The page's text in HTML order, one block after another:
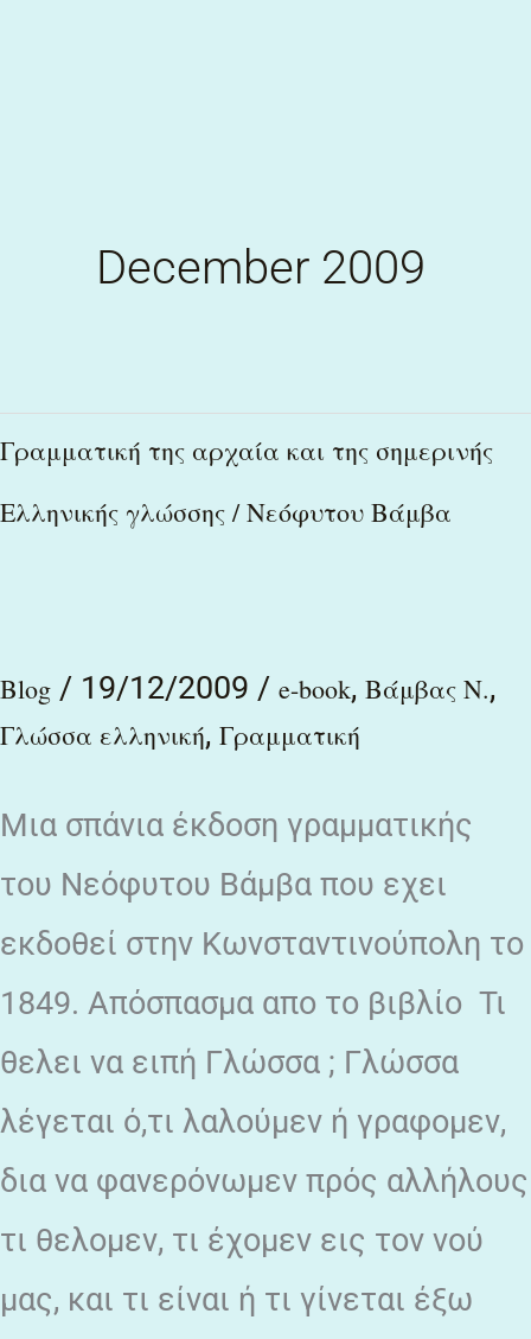
December 2009
Γραμματική της αρχαία και της σημερινής
Ελληνικής γλώσσης / Νεόφυτου Βάμβα
Blog / 19/12/2009 / e-book, Βάμβας Ν.,
Γλώσσα ελληνική, Γραμματική
Μια σπάνια έκδοση γραμματικής
του Νεόφυτου Βάμβα που εχει
εκδοθεί στην Κωνσταντινούπολη το
1849. Απόσπασμα απο το βιβλίο Τι
θελει να ειπή Γλώσσα ; Γλώσσα
λέγεται ό,τι λαλούμεν ή γραφομεν,
δια να φανερόνωμεν πρός αλλήλους
τι θελομεν, τι έχομεν εις τον νού
μας, και τι είναι ή τι γίνεται έξω
Γραμματική
αρχαία
σημερινής
Ελληνικής
/
Νεόφυτου